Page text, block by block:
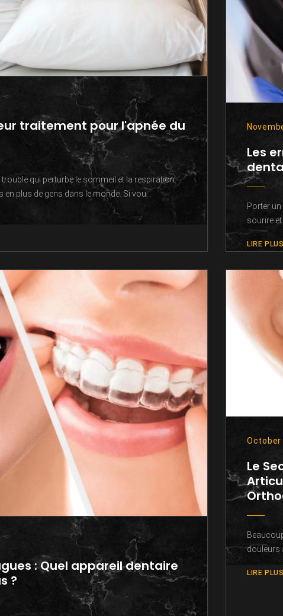
traitement pour l'apnée du
trouble qui perturbe le sommeil et la respiration.
en plus de gens dans le monde. Si vou...
Les
Porter
sourire
LIRE PLUS
: Quel appareil dentaire
?
October
Le
douleurs
LIRE PLUS